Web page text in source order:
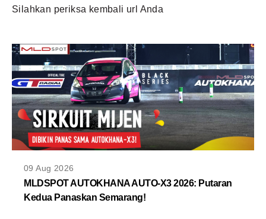
INSPIRING PRODUCTS
INSPIRING COMMUNITIES
TRENDING
EVENTS
MLDPODCAST
VIDEOS
MLDPOINTS
Silahkan periksa kembali url Anda
09 Aug 2026
MLDSPOT AUTOKHANA AUTO-X3 2026: Putaran
Kedua Panaskan Semarang!